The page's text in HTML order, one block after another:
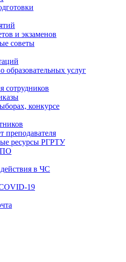
и экзаменов
советы
образовательных услуг
сотрудников
конкурсе
преподавателя
ресурсы РГРТУ
ПО
в ЧС
19